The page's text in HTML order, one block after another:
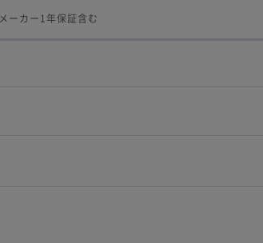
メーカー1年保証含む